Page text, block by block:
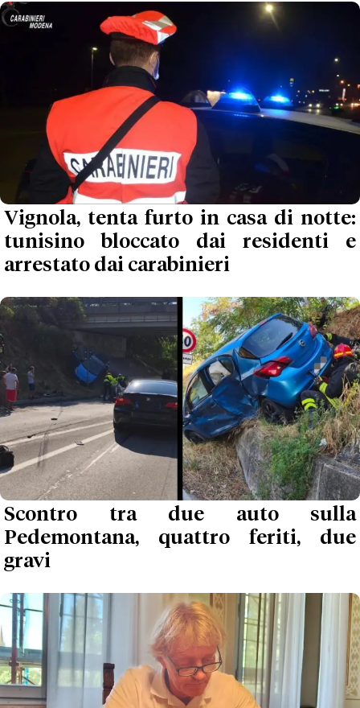
Vignola, tenta furto in casa di notte:
tunisino bloccato dai residenti e
arrestato dai carabinieri
Scontro tra due auto sulla
Pedemontana, quattro feriti, due
gravi